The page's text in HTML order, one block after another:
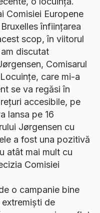
Comisiei Europene
înființarea
scop, în viitorul
discutat
Comisarul
care mi-a
se va regăsi în
accesibile, pe
lansa pe 16
Jørgensen cu
a fost una pozitivă
atât mai mult cu
Comisiei
o campanie bine
de